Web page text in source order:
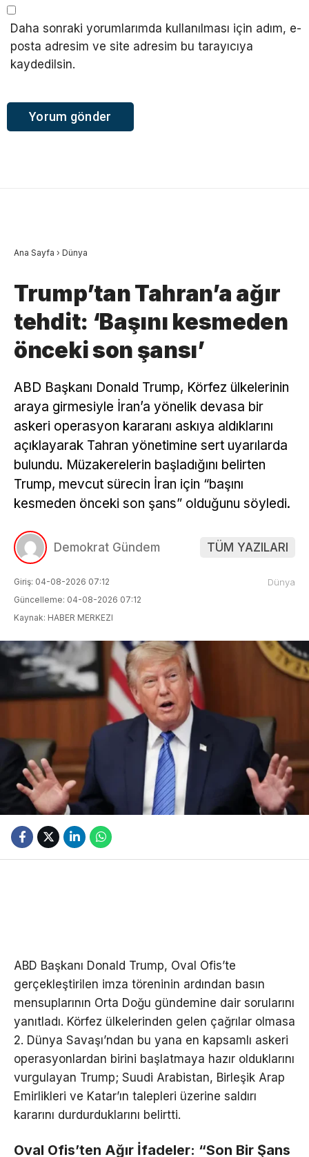
Daha sonraki yorumlarımda kullanılması için adım, e-
posta adresim ve site adresim bu tarayıcıya
kaydedilsin.
Ana Sayfa › Dünya
Trump’tan Tahran’a ağır
tehdit: ‘Başını kesmeden
önceki son şansı’
ABD Başkanı Donald Trump, Körfez ülkelerinin
araya girmesiyle İran’a yönelik devasa bir
askeri operasyon kararanı askıya aldıklarını
açıklayarak Tahran yönetimine sert uyarılarda
bulundu. Müzakerelerin başladığını belirten
Trump, mevcut sürecin İran için “başını
kesmeden önceki son şans” olduğunu söyledi.
Demokrat Gündem TÜM YAZILARI
Giriş: 04-08-2026 07:12
Güncelleme: 04-08-2026 07:12
Kaynak: HABER MERKEZI
Dünya
ABD Başkanı Donald Trump, Oval Ofis’te
gerçekleştirilen imza töreninin ardından basın
mensuplarının Orta Doğu gündemine dair sorularını
yanıtladı. Körfez ülkelerinden gelen çağrılar olmasa
2. Dünya Savaşı’ndan bu yana en kapsamlı askeri
operasyonlardan birini başlatmaya hazır olduklarını
vurgulayan Trump; Suudi Arabistan, Birleşik Arap
Emirlikleri ve Katar’ın talepleri üzerine saldırı
kararını durdurduklarını belirtti.
Oval Ofis’ten Ağır İfadeler: “Son Bir Şans